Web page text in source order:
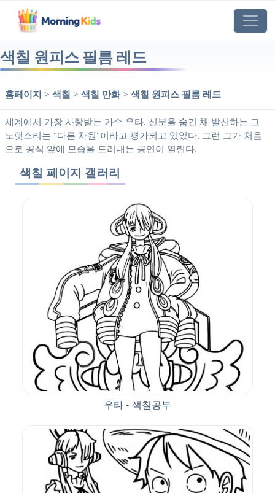
색칠 원피스 필름 레드
홈페이지 > 색칠 > 색칠 만화> 색칠 원피스 필름 레드
세계에서 가장 사랑받는 가수 우타. 신분을 숨긴 채 발신하는 그
노랫소리는 "다른 차원"이라고 평가되고 있었다. 그런 그가 처음
으로 공식 앞에 모습을 드러내는 공연이 열린다.
색칠 페이지 갤러리
우타 - 색칠공부